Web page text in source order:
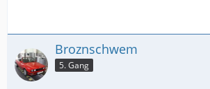
Broznschwem
5. Gang